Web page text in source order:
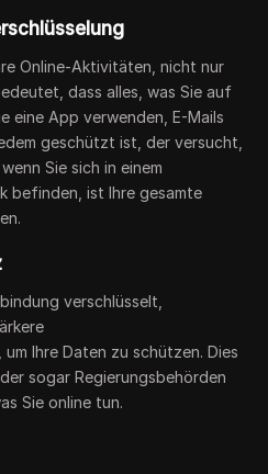
Online-Aktivitäten, nicht nur
dass alles, was Sie auf
eine App verwenden, E-Mails
geschützt ist, der versucht,
Sie sich in einem
befinden, ist Ihre gesamte
verschlüsselt,
Ihre Daten zu schützen. Dies
sogar Regierungsbehörden
Sie online tun.